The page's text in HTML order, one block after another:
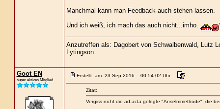
Manchmal kann man Feedback auch stehen lassen.
Und ich weiß, ich mach das auch nicht...imho.
Anzutreffen als: Dagobert von Schwalbenwald, Lutz
Lytingson
Goot EN
super aktives Mitglied
Erstellt am: 23 Sep 2016 : 00:54:02 Uhr
Zitat:
Vergiss nicht die ad acta gelegte "Anselmmethode", die